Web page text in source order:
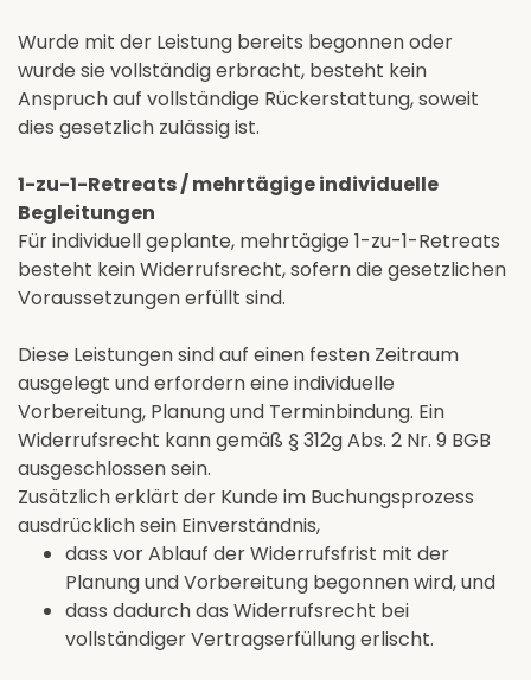
Wurde mit der Leistung bereits begonnen oder
wurde sie vollständig erbracht, besteht kein
Anspruch auf vollständige Rückerstattung, soweit
dies gesetzlich zulässig ist.
1-zu-1-Retreats / mehrtägige individuelle
Begleitungen
Für individuell geplante, mehrtägige 1-zu-1-Retreats
besteht kein Widerrufsrecht, sofern die gesetzlichen
Voraussetzungen erfüllt sind.
Diese Leistungen sind auf einen festen Zeitraum
ausgelegt und erfordern eine individuelle
Vorbereitung, Planung und Terminbindung. Ein
Widerrufsrecht kann gemäß § 312g Abs. 2 Nr. 9 BGB
ausgeschlossen sein.
Zusätzlich erklärt der Kunde im Buchungsprozess
ausdrücklich sein Einverständnis,
dass vor Ablauf der Widerrufsfrist mit der
Planung und Vorbereitung begonnen wird, und
dass dadurch das Widerrufsrecht bei
vollständiger Vertragserfüllung erlischt.